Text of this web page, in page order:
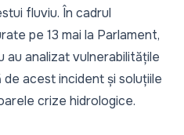
fluviu. În cadrul
pe 13 mai la Parlament,
au analizat vulnerabilitățile
acest incident și soluțiile
crize hidrologice.